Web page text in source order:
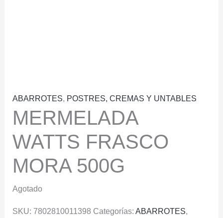
ABARROTES, POSTRES, CREMAS Y UNTABLES
MERMELADA
WATTS FRASCO
MORA 500G
Agotado
SKU: 7802810011398 Categorías: ABARROTES,